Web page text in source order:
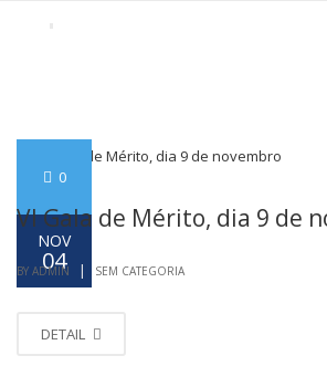
0
NOV
04
VI Gala de Mérito, dia 9 de
BY ADMIN | SEM CATEGORIA
DETAIL